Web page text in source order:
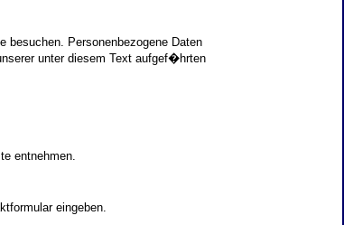
besuchen. Personenbezogene Daten
unter diesem Text aufgef�hrten
entnehmen.
eingeben.